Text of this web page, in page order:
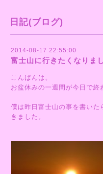
日記(ブログ)
2014-08-17 22:55:00
富士山に行きたくなりま
こんばんは。
お盆休みの一週間が今日で終
僕は昨日富士山の事を書いた
きました。